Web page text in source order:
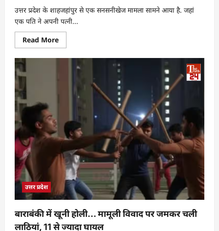
उत्तर प्रदेश के शाहजहांपुर से एक सनसनीखेज मामला सामने आया है. जहां
एक पति ने अपनी पत्नी...
Read More
उत्तर प्रदेश
बाराबंकी में खूनी होली… मामूली विवाद पर जमकर चली
लाठियां, 11 से ज्यादा घायल